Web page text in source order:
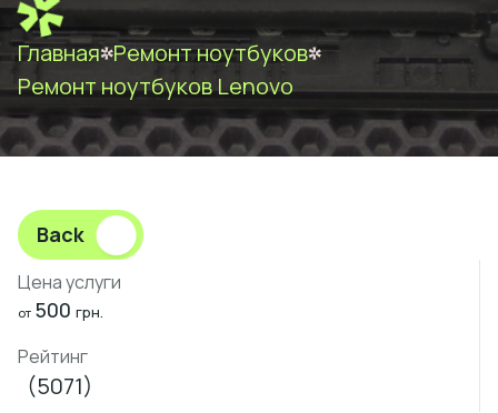
Главная Ремонт ноутбуков
Ремонт ноутбуков Lenovo
Back
Цена услуги
от 500 грн.
Рейтинг
(5071)